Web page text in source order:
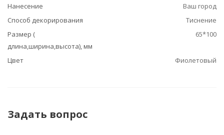
Нанесение
Ваш город
Способ декорирования
Тиснение
Размер (
длина,ширина,высота), мм
65*100
Цвет Фиолетовый
Задать вопрос